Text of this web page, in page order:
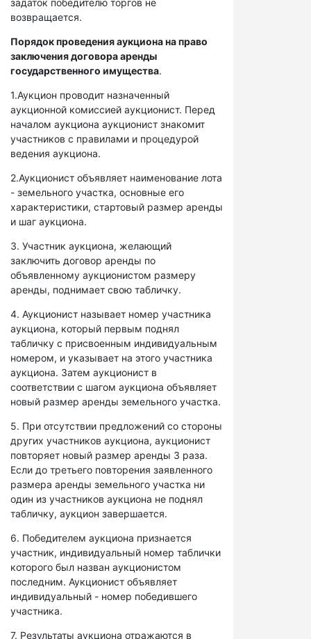
задаток победителю торгов не
возвращается.
Порядок проведения аукциона на право
заключения договора аренды
государственного имущества.
1.Аукцион проводит назначенный
аукционной комиссией аукционист. Перед
началом аукциона аукционист знакомит
участников с правилами и процедурой
ведения аукциона.
2.Аукционист объявляет наименование лота
- земельного участка, основные его
характеристики, стартовый размер аренды
и шаг аукциона.
3. Участник аукциона, желающий
заключить договор аренды по
объявленному аукционистом размеру
аренды, поднимает свою табличку.
4. Аукционист называет номер участника
аукциона, который первым поднял
табличку с присвоенным индивидуальным
номером, и указывает на этого участника
аукциона. Затем аукционист в
соответствии с шагом аукциона объявляет
новый размер аренды земельного участка.
5. При отсутствии предложений со стороны
других участников аукциона, аукционист
повторяет новый размер аренды 3 раза.
Если до третьего повторения заявленного
размера аренды земельного участка ни
один из участников аукциона не поднял
табличку, аукцион завершается.
6. Победителем аукциона признается
участник, индивидуальный номер таблички
которого был назван аукционистом
последним. Аукционист объявляет
индивидуальный - номер победившего
участника.
7. Результаты аукциона отражаются в